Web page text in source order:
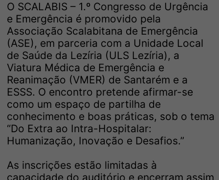
O SCALABIS – 1.º Congresso de Urgência
e Emergência é promovido pela
Associação Scalabitana de Emergência
(ASE), em parceria com a Unidade Local
de Saúde da Lezíria (ULS Lezíria), a
Viatura Médica de Emergência e
Reanimação (VMER) de Santarém e a
ESSS. O encontro pretende afirmar-se
como um espaço de partilha de
conhecimento e boas práticas, sob o tema
“Do Extra ao Intra-Hospitalar:
Humanização, Inovação e Desafios.”
As inscrições estão limitadas à
capacidade do auditório e encerram assim